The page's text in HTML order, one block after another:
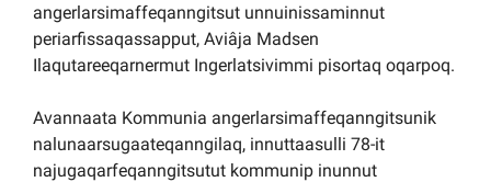
angerlarsimaffeqanngitsut unnuinissaminnut
periarfissaqassapput, Aviâja Madsen
Ilaqutareeqarnermut Ingerlatsivimmi pisortaq oqarpoq.
Avannaata Kommunia angerlarsimaffeqanngitsunik
nalunaarsugaateqanngilaq, innuttaasulli 78-it
najugaqarfeqanngitsutut kommunip inunnut